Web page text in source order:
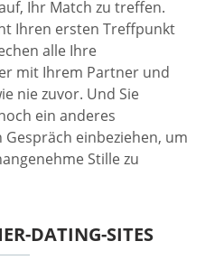
Ihr Match zu treffen.
Ihren ersten Treffpunkt
alle Ihre
mit Ihrem Partner und
nie zuvor. Und Sie
ein anderes
einbeziehen, um
Stille zu
DATING-SITES